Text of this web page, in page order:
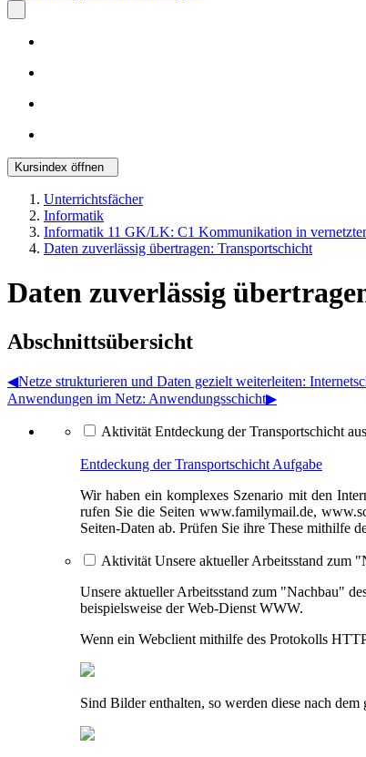
Kursindex öffnen
Unterrichtsfächer
Informatik
Informatik 11 GK/LK: C1 Kommunikation in
Daten zuverlässig übertragen: Transportschicht
Daten zuverlässig
Abschnittsübersicht
◀︎Netze strukturieren und Daten gezielt weiterleiten:
Anwendungen im Netz: Anwendungsschicht▶︎
Aktivität Entdeckung der Transportschicht
Entdeckung der Transportschicht Aufgabe
Wir haben ein komplexes Szenario mit den
rufen Sie die Seiten www.familymail.de,
Seiten-Daten ab. Prüfen Sie ihre These mithilfe
Aktivität Unsere aktueller Arbeitsstand zum
Unsere aktueller Arbeitsstand zum "Nachbau"
beispielsweise der Web-Dienst WWW.
Wenn ein Webclient mithilfe des Protokolls
Sind Bilder enthalten, so werden diese nach